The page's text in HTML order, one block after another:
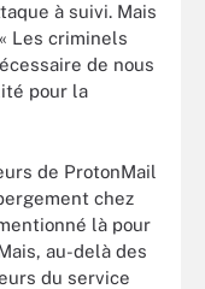
à suivi. Mais
Les criminels
de nous
pour la
de ProtonMail
chez
là pour
au-delà des
du service